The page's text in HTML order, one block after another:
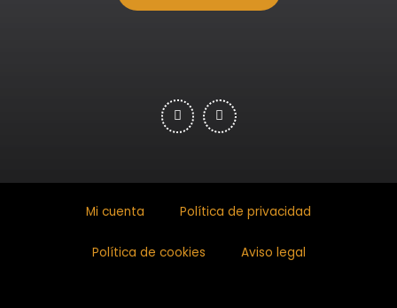
Mi cuenta Política de privacidad
Política de cookies Aviso legal